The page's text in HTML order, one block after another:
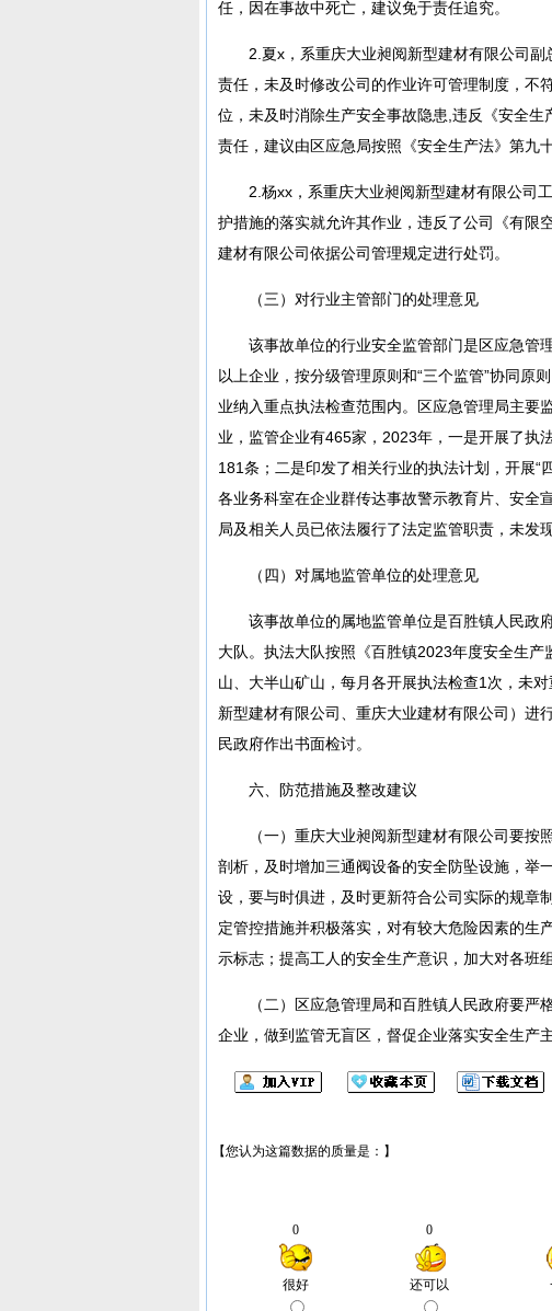
任，因在事故中死亡，建议免于责任追究。
2.夏x，系重庆大业昶阅新型建材有限公司
责任，未及时修改公司的作业许可管理制度，不
位，未及时消除生产安全事故隐患,违反《安全
责任，建议由区应急局按照《安全生产法》第九
2.杨xx，系重庆大业昶阅新型建材有限公司
护措施的落实就允许其作业，违反了公司《有限
建材有限公司依据公司管理规定进行处罚。
（三）对行业主管部门的处理意见
该事故单位的行业安全监管部门是区应急管
以上企业，按分级管理原则和“三个监管”协同原
业纳入重点执法检查范围内。区应急管理局主要
业，监管企业有465家，2023年，一是开展了执
181条；二是印发了相关行业的执法计划，开展“
各业务科室在企业群传达事故警示教育片、安全
局及相关人员已依法履行了法定监管职责，未发
（四）对属地监管单位的处理意见
该事故单位的属地监管单位是百胜镇人民政
大队。执法大队按照《百胜镇2023年度安全生
山、大半山矿山，每月各开展执法检查1次，未
新型建材有限公司、重庆大业建材有限公司）进
民政府作出书面检讨。
六、防范措施及整改建议
（一）重庆大业昶阅新型建材有限公司要按
剖析，及时增加三通阀设备的安全防坠设施，举
设，要与时俱进，及时更新符合公司实际的规章
定管控措施并积极落实，对有较大危险因素的生
示标志；提高工人的安全生产意识，加大对各班
（二）区应急管理局和百胜镇人民政府要
企业，做到监管无盲区，督促企业落实安全生产